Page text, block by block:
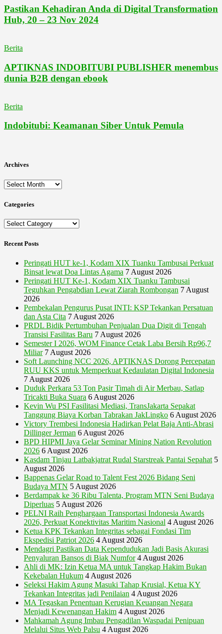
Pastikan Kehadiran Anda di Digital Transformation
Hub, 20 – 23 Nov 2024
Berita
APTIKNAS INDOBITUBI PUBLISHER menembus
dunia B2B dengan ebook
Berita
Indobitubi: Keamanan Siber Untuk Pemula
Archives
Archives
Categories
Categories
Recent Posts
Peringati HUT ke-1, Kodam XIX Tuanku Tambusai Perkuat
Binsat lewat Doa Lintas Agama 7 August 2026
Peringati HUT Ke-1, Kodam XIX Tuanku Tambusai
Teguhkan Pengabdian Lewat Ziarah Rombongan 7 August
2026
Pembekalan Pengurus Pusat INTI: KSP Tekankan Persatuan
dan Asta Cita 7 August 2026
PRDL Bidik Pertumbuhan Penjualan Dua Digit di Tengah
Transisi Fasilitas Baru 7 August 2026
Semester I 2026, WOM Finance Cetak Laba Bersih Rp96,7
Miliar 7 August 2026
Soft Launching NCC 2026, APTIKNAS Dorong Percepatan
RUU KKS untuk Memperkuat Kedaulatan Digital Indonesia
7 August 2026
Duduk Perkara 53 Ton Pasir Timah di Air Merbau, Satlap
Tricakti Buka Suara 6 August 2026
Kevin Wu PSI Fasilitasi Mediasi, TransJakarta Sepakat
Tanggung Biaya Korban Tabrakan JakLingko 6 August 2026
Victory Trembesi Indonesia Hadirkan Pelat Baja Anti-Abrasi
Dillinger Jerman 6 August 2026
BPD HIPMI Jaya Gelar Seminar Mining Nation Revolution
2026 6 August 2026
Kasdam Tinjau Latbakjatrat Rudal Starstreak Pantai Sepahat 5
August 2026
Bappenas Gelar Road to Talent Fest 2026 Bidang Seni
Budaya MTN 5 August 2026
Berdampak ke 36 Ribu Talenta, Program MTN Seni Budaya
Diperluas 5 August 2026
PELNI Raih Penghargaan Transportasi Indonesia Awards
2026, Perkuat Konektivitas Maritim Nasional 4 August 2026
Ketua KPK Tekankan Integritas sebagai Fondasi Tim
Ekspedisi Patriot 2026 4 August 2026
Mendagri Pastikan Data Kependudukan Jadi Basis Akurasi
Penyaluran Bansos di Biak Numfor 4 August 2026
Ahli di MK: Izin Ketua MA untuk Tangkap Hakim Bukan
Kekebalan Hukum 4 August 2026
Seleksi Hakim Agung Masuki Tahap Krusial, Ketua KY
Tekankan Integritas jadi Penilaian 4 August 2026
MA Tegaskan Penentuan Kerugian Keuangan Negara
Menjadi Kewenangan Hakim 4 August 2026
Mahkamah Agung Imbau Pengadilan Waspadai Penipuan
Melalui Situs Web Palsu 4 August 2026